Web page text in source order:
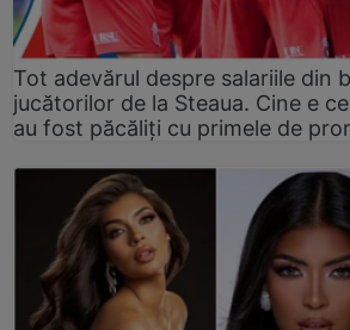
Tot adevărul despre salariile din
jucătorilor de la Steaua. Cine e
au fost păcăliți cu primele de